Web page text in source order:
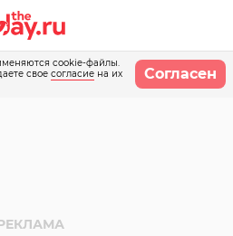
cookie-файлы.
свое согласие на их
Согласен